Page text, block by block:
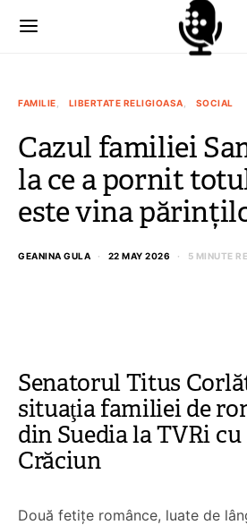
FAMILIE LIBERTATE RELIGIOASA SOCIAL
Cazul familiei
la ce a pornit
este vina
GEANINA GULA 22 MAY 2026 5 MINUTE
Senatorul Titus
situaţia familiei de
din Suedia la TVRi
Crăciun
Două fetițe românce, luate de